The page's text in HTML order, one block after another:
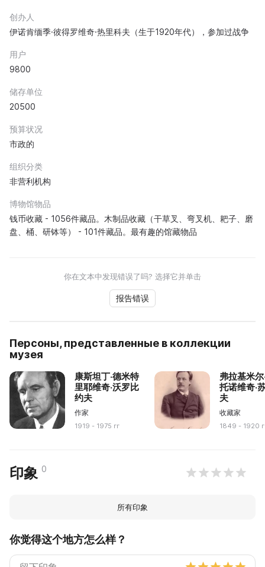
创办人
伊诺肯缅季·彼得罗维奇·热里科夫（生于1920年代），参加过战争
用户
9800
储存单位
20500
预算状况
市政的
组织分类
非营利机构
博物馆物品
钱币收藏 - 1056件藏品。木制品收藏（干草叉、弯叉机、耙子、磨
盘、桶、研钵等） - 101件藏品。最有趣的馆藏物品
你在文本中发现错误了吗? 选择它并单击
报告错误
Персоны, представленные в коллекции
музея
康斯坦丁·德米特
里耶维奇·沃罗比
约夫
作家
1919 - 1975 гг
弗拉基米尔
托诺维奇·
夫
收藏家
1849 - 1920
印象 0
所有印象
你觉得这个地方怎么样？